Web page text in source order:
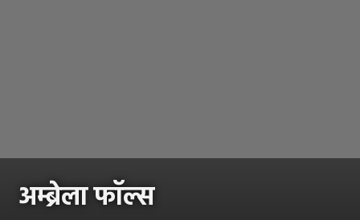
अम्ब्रेला फॉल्स